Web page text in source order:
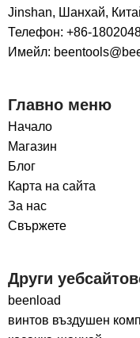
Jinshan, Шанхай,
Телефон: +86-
Имейл:
Главно меню
Начало
Магазин
Блог
Карта на сайта
За нас
Свържете
Други
beenload
винтов въздушен